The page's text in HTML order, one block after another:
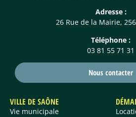
Adresse :
26 Rue de la Mairie,
Téléphone :
03 81 55 71 31
Nous contacter
VILLE DE SAÔNE
Vie municipale